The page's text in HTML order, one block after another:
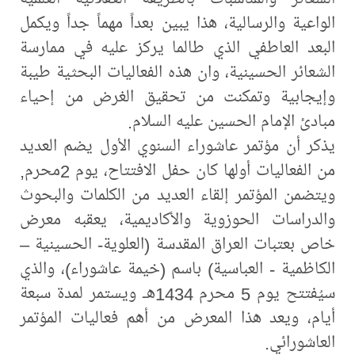
الواعية والرسالية، هذا يبين بعداً مهماً جداً ويكمل
البعد العاطفي الذي طالما يركز عليه في ممارسة
الشعائر الحسينية، وان هذه الفعاليات البحثية طيبة
وإيجابية وتمكنت من تحقيق الغرض من إحياء
مبادئ الإمام الحسين عليه السلام.
يذكر أن مؤتمر عاشوراء السنوي الأول يضم العديد
من الفعاليات أولها كان حفل الافتتاح، يوم 2محرم,
ويتضمن المؤتمر إلقاء العديد من الكلمات والبحوث
والدراسات الحوزوية والأكاديمية، يعقبه معرض
خاص بعتبات العراق المقدسة (العلوية- الحسينية –
الكاظمية - العباسية) باسم (خيمة عاشوراء)، والذي
سيُفتتح يوم 5 محرم 1434هـ ويستمر لمدة سبعة
أيام، ويعد هذا المعرض من أهم فعاليات المؤتمر
العاشورائي.